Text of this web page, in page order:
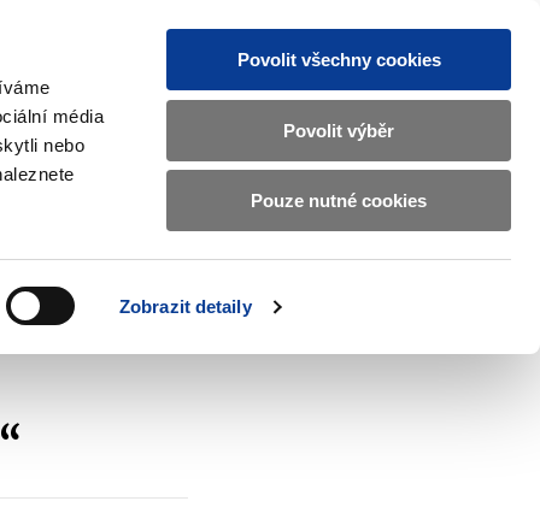
média
nebo
Zobrazit detaily
Povolit všechny cookies
Povolit výběr
Pouze nutné cookies
CZ EN
Základní
informace
o
Ministerstvu
financí
submenu
EU
submenu